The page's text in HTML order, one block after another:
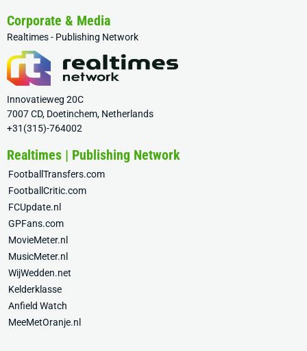
Corporate & Media
Realtimes - Publishing Network
Innovatieweg 20C
7007 CD, Doetinchem, Netherlands
+31(315)-764002
Realtimes | Publishing Network
FootballTransfers.com
FootballCritic.com
FCUpdate.nl
GPFans.com
MovieMeter.nl
MusicMeter.nl
WijWedden.net
Kelderklasse
Anfield Watch
MeeMetOranje.nl